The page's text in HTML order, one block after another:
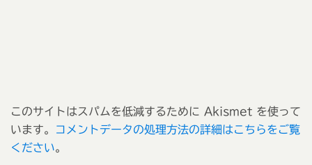
このサイトはスパムを低減するために Akismet を使って
います。
コメントデータの処理方法の詳細はこちらをご覧
ください。